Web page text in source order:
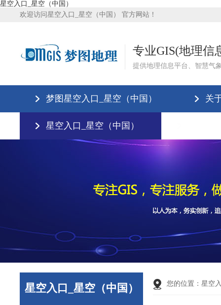
星空入口_星空（中国）
欢迎访问星空入口_星空（中国） 官方网站！
专业GIS(地理信
提供地理信息平台、智慧气
梦图星空入口_星空（中国） 关
星空入口_星空（中国）
星空入口_星空（中国） 您的位置： 星空